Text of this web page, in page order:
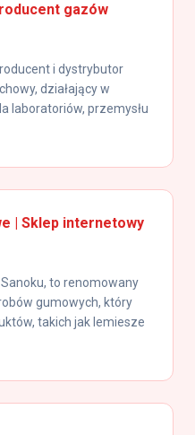
gazów
i dystrybutor
działający w
laboratoriów, przemysłu
| Sklep internetowy
to renomowany
gumowych, który
takich jak lemiesze